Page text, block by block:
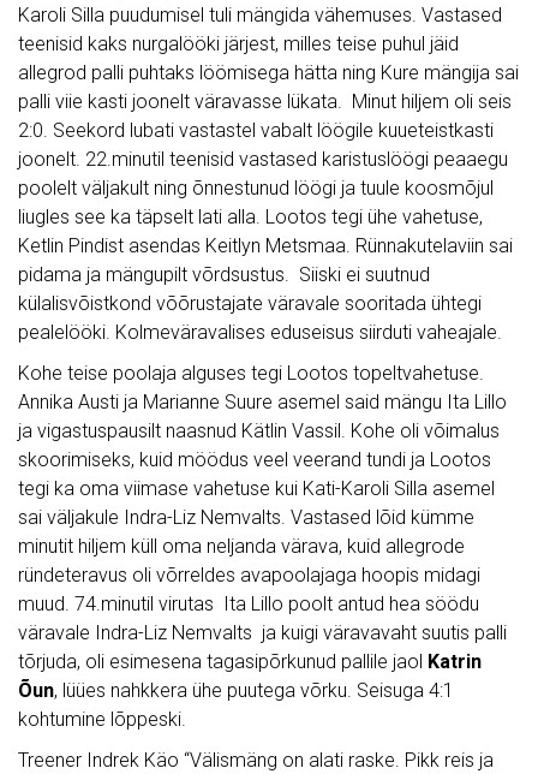
Karoli Silla puudumisel tuli mängida vähemuses. Vastased
teenisid kaks nurgalööki järjest, milles teise puhul jäid
allegrod palli puhtaks löömisega hätta ning Kure mängija sai
palli viie kasti joonelt väravasse lükata. Minut hiljem oli seis
2:0. Seekord lubati vastastel vabalt löögile kuueteistkasti
joonelt. 22.minutil teenisid vastased karistuslöögi peaaegu
poolelt väljakult ning õnnestunud löögi ja tuule koosmõjul
liugles see ka täpselt lati alla. Lootos tegi ühe vahetuse,
Ketlin Pindist asendas Keitlyn Metsmaa. Rünnakutelaviin sai
pidama ja mängupilt võrdsustus. Siiski ei suutnud
külalisvõistkond võõrustajate väravale sooritada ühtegi
pealelööki. Kolmeväravalises eduseisus siirduti vaheajale.
Kohe teise poolaja alguses tegi Lootos topeltvahetuse.
Annika Austi ja Marianne Suure asemel said mängu Ita Lillo
ja vigastuspausilt naasnud Kätlin Vassil. Kohe oli võimalus
skoorimiseks, kuid möödus veel veerand tundi ja Lootos
tegi ka oma viimase vahetuse kui Kati-Karoli Silla asemel
sai väljakule Indra-Liz Nemvalts. Vastased lõid kümme
minutit hiljem küll oma neljanda värava, kuid allegrode
ründeteravus oli võrreldes avapoolajaga hoopis midagi
muud. 74.minutil virutas Ita Lillo poolt antud hea söödu
väravale Indra-Liz Nemvalts ja kuigi väravavaht suutis palli
tõrjuda, oli esimesena tagasipõrkunud pallile jaol Katrin
Õun, lüües nahkkera ühe puutega võrku. Seisuga 4:1
kohtumine lõppeski.
Treener Indrek Käo “Välismäng on alati raske. Pikk reis ja